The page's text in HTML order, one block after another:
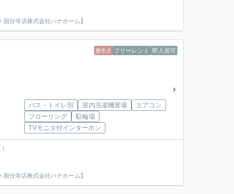
分寺店株式会社ハナホーム】
敷礼0 フリーレント 即入居可
バス・トイレ別 室内洗濯機置場
エアコン
フローリング
駐輪場
TVモニタ付インターホン
分寺店株式会社ハナホーム】